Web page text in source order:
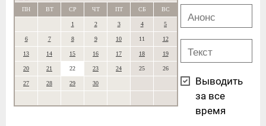
ПН ВТ СР ЧТ ПТ СБ ВС
1 2 3 4 5
6 7 8 9 10 11 12
13 14 15 16 17 18 19
20 21 22 23 24 25 26
27 28 29 30
Выводить
за все
время